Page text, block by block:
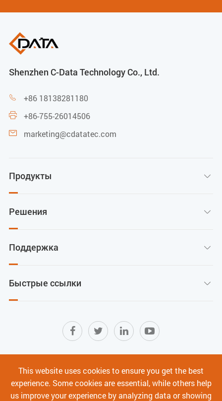
Shenzhen C-Data Technology Co., Ltd.
 +86 18138281180
 +86-755-26014506
 marketing@cdatatec.com
Продукты 
Решения 
Поддержка 
Быстрые ссылки 
Карта сайта Условия использования
Политика конфиденциальности
|
Кибербезопасность
This website uses cookies to ensure you get the best
experience. Some cookies are essential, while others help
us improve your experience by analyzing data or showing